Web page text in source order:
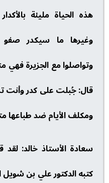
هذه الحياة مليئة
وغيرها ما سيكدر صفو
وتواصلوا مع الجزيرة فهي
قال: جُبلت على كدر وأنت
ومكلف الأيام ضد طباعها
سعادة الأستاذ خالد: